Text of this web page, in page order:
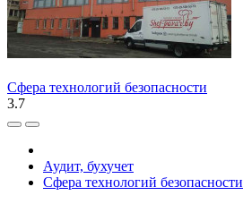
Сфера технологий безопасности
3.7
Аудит, бухучет
Сфера технологий безопасности